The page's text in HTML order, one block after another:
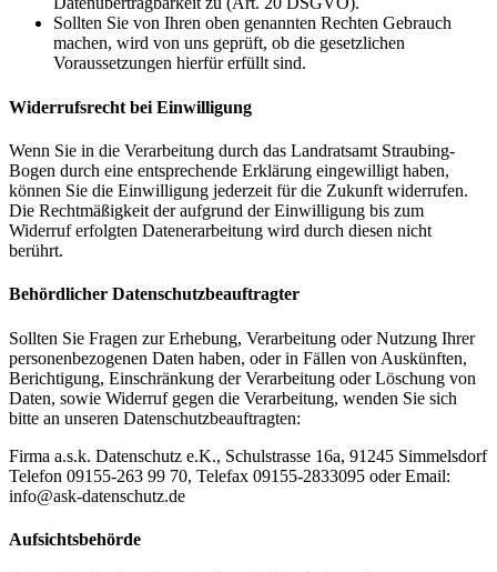
Sollten Sie von Ihren oben genannten Rechten Gebrauch
machen, wird von uns geprüft, ob die gesetzlichen
Voraussetzungen hierfür erfüllt sind.
Widerrufsrecht bei Einwilligung
Wenn Sie in die Verarbeitung durch das Landratsamt Straubing-
Bogen durch eine entsprechende Erklärung eingewilligt haben,
können Sie die Einwilligung jederzeit für die Zukunft widerrufen.
Die Rechtmäßigkeit der aufgrund der Einwilligung bis zum
Widerruf erfolgten Datenerarbeitung wird durch diesen nicht
berührt.
Behördlicher Datenschutzbeauftragter
Sollten Sie Fragen zur Erhebung, Verarbeitung oder Nutzung Ihrer
personenbezogenen Daten haben, oder in Fällen von Auskünften,
Berichtigung, Einschränkung der Verarbeitung oder Löschung von
Daten, sowie Widerruf gegen die Verarbeitung, wenden Sie sich
bitte an unseren Datenschutzbeauftragten:
Firma a.s.k. Datenschutz e.K., Schulstrasse 16a, 91245 Simmelsdorf
Telefon 09155-263 99 70, Telefax 09155-2833095 oder Email:
info@ask-datenschutz.de
Aufsichtsbehörde